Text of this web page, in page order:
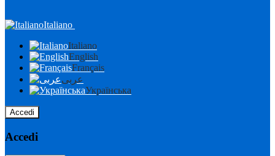
Italiano
Italiano
English
Français
عربى
Українська
Accedi
Accedi